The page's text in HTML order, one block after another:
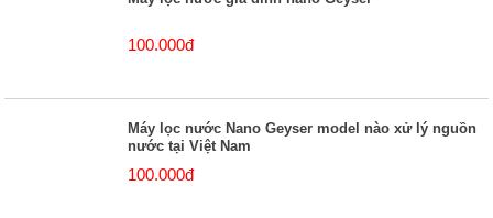
100.000đ
Máy lọc nước Nano Geyser model nào xử lý nguồn
nước tại Việt Nam
100.000đ